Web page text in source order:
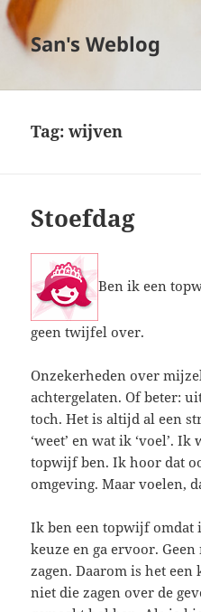
San's Weblog
Tag:wijven
Stoefdag
Ben ik een
geen twijfel over.
Onzekerheden over
achtergelaten. Of beter:
toch. Het is altijd al een
‘weet’ en wat ik ‘voel’.
topwijf ben. Ik hoor dat
omgeving. Maar voelen,
Ik ben een topwijf omdat
keuze en ga ervoor.
zagen. Daarom is het
niet die zagen over de